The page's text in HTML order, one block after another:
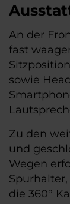
An der
fast
sowie
Zu den
und
Wegen
die 360°